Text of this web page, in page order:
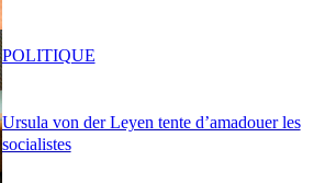
Ursula von der Leyen tente d’amadouer les
socialistes
POLITIQUE